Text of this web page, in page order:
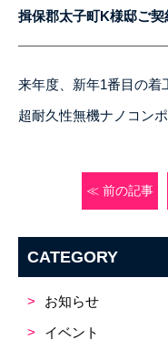
揖保郡太子町K様邸ご契
来年度、新年1番目の着
超耐久性無機ナノコン
≪ 前の記事
CATEGORY
お知らせ
イベント